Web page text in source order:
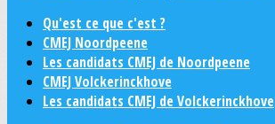
Qu'est ce que c'est ?
CMEJ Noordpeene
Les candidats CMEJ de Noordpeene
CMEJ Volckerinckhove
Les candidats CMEJ de Volckerinckhove